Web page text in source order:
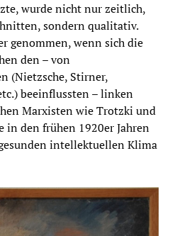
wurde nicht nur zeitlich,
sondern qualitativ.
genommen, wenn sich die
den – von
(Nietzsche, Stirner,
beeinflussten – linken
Marxisten wie Trotzki und
in den frühen 1920er Jahren
intellektuellen Klima